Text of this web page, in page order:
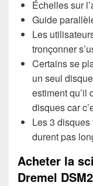
Échelles sur
Guide
Les
tronçonner
Certains se
un seul
estiment qu’il
disques car
Les 3
durent pas
Acheter la
Dremel